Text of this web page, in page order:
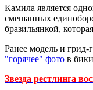
Камила является
смешанных
бразильянкой,
Ранее модель и грид-
"горячее" фото в
Звезда рестлинга